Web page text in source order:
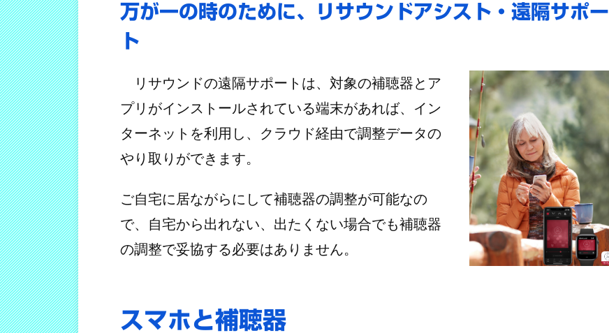
万が一の時のために、リサウンドアシスト・遠隔サポー
ト
リサウンドの遠隔サポートは、対象の補聴器とア
プリがインストールされている端末があれば、イン
ターネットを利用し、クラウド経由で調整データの
やり取りができます。
ご自宅に居ながらにして補聴器の調整が可能なの
で、自宅から出れない、出たくない場合でも補聴器
の調整で妥協する必要はありません。
スマホと補聴器